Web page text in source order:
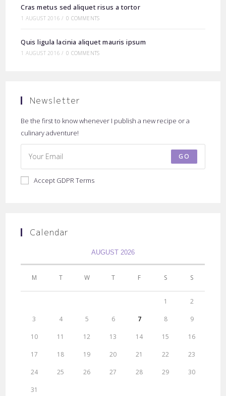
Cras metus sed aliquet risus a tortor
1 AUGUST 2016 / 0 COMMENTS
Quis ligula lacinia aliquet mauris ipsum
1 AUGUST 2016 / 0 COMMENTS
Newsletter
Be the first to know whenever I publish a new recipe or a
culinary adventure!
GO
Accept GDPR Terms
Calendar
AUGUST 2026
M T W T F S S
1 2
3 4 5 6 7 8 9
10 11 12 13 14 15 16
17 18 19 20 21 22 23
24 25 26 27 28 29 30
31